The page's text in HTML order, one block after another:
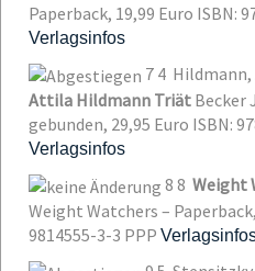
Paperback, 19,99 Euro ISBN:
Verlagsinfos
7 4
Attila Hildmann Triät Becker
gebunden, 29,95 Euro ISBN:
Verlagsinfos
8 8 Weight
Weight Watchers –
9814555-3-3 PPP